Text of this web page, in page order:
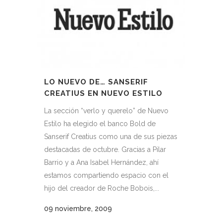
LO NUEVO DE… SANSERIF
CREATIUS EN NUEVO ESTILO
La sección “verlo y querelo” de Nuevo
Estilo ha elegido el banco Bold de
Sanserif Creatius como una de sus piezas
destacadas de octubre. Gracias a Pilar
Barrio y a Ana Isabel Hernández, ahí
estamos compartiendo espacio con el
hijo del creador de Roche Bobois,...
09 noviembre, 2009